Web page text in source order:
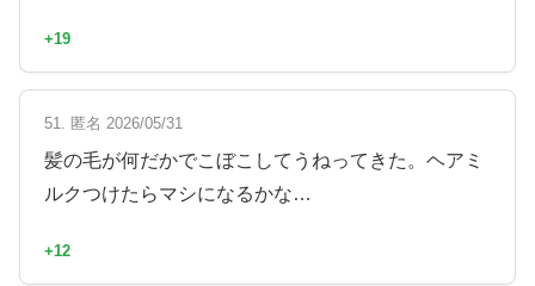
+19
51. 匿名 2026/05/31
髪の毛が何だかでこぼこしてうねってきた。ヘアミ
ルクつけたらマシになるかな…
+12